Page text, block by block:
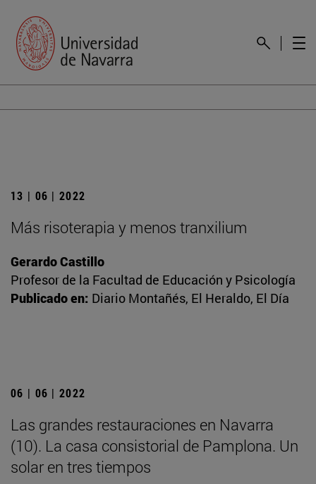
13 | 06 | 2022
Más risoterapia y menos tranxilium
Gerardo Castillo
Profesor de la Facultad de Educación y Psicología
Publicado en: Diario Montañés, El Heraldo, El Día
06 | 06 | 2022
Las grandes restauraciones en Navarra
(10). La casa consistorial de Pamplona. Un
solar en tres tiempos